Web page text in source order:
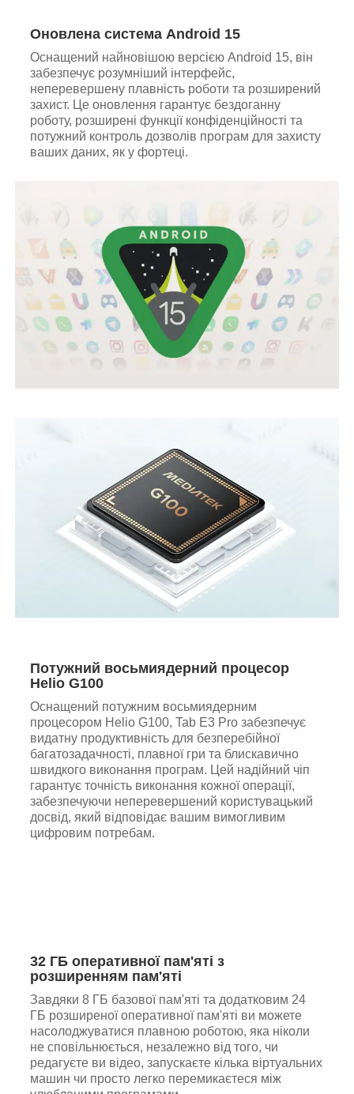
Оновлена система Android 15
Оснащений найновішою версією Android 15, він
забезпечує розумніший інтерфейс,
неперевершену плавність роботи та розширений
захист. Це оновлення гарантує бездоганну
роботу, розширені функції конфіденційності та
потужний контроль дозволів програм для захисту
ваших даних, як у фортеці.
Потужний восьмиядерний процесор
Helio G100
Оснащений потужним восьмиядерним
процесором Helio G100, Tab E3 Pro забезпечує
видатну продуктивність для безперебійної
багатозадачності, плавної гри та блискавично
швидкого виконання програм. Цей надійний чіп
гарантує точність виконання кожної операції,
забезпечуючи неперевершений користувацький
досвід, який відповідає вашим вимогливим
цифровим потребам.
32 ГБ оперативної пам'яті з
розширенням пам'яті
Завдяки 8 ГБ базової пам'яті та додатковим 24
ГБ розширеної оперативної пам'яті ви можете
насолоджуватися плавною роботою, яка ніколи
не сповільнюється, незалежно від того, чи
редагуєте ви відео, запускаєте кілька віртуальних
машин чи просто легко перемикаєтеся між